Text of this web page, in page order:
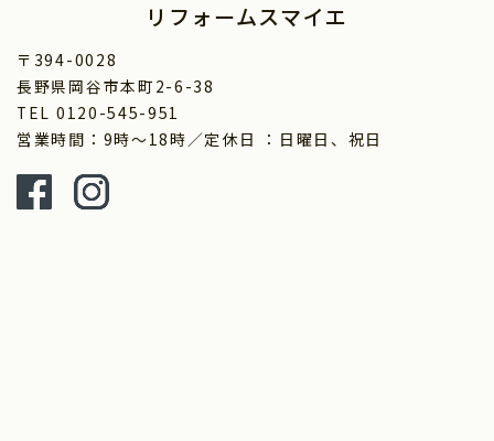
リフォームスマイエ
〒394-0028
長野県岡谷市本町2-6-38
TEL 0120-545-951
営業時間：9時～18時／定休日 ：日曜日、祝日